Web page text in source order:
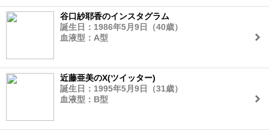
谷口紗耶香のインスタグラム
誕生日：1986年5月9日（40歳）
血液型：A型
近藤亜美のX(ツイッター)
誕生日：1995年5月9日（31歳）
血液型：B型